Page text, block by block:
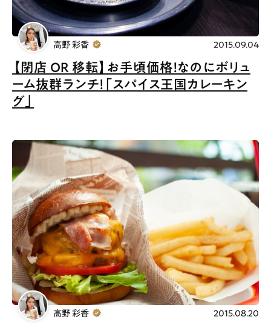
【閉店 OR 移転】お手頃価格！なのにボリュ
ーム抜群ランチ！「スパイス王国カレーキン
グ」
高野 彩香 2015.09.04
高野 彩香 2015.08.20